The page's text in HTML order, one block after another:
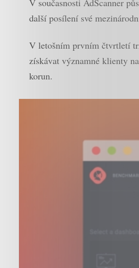
V současnosti AdScanner
další posílení své
V letošním prvním čtvrtletí
získávat významné klienty
korun.